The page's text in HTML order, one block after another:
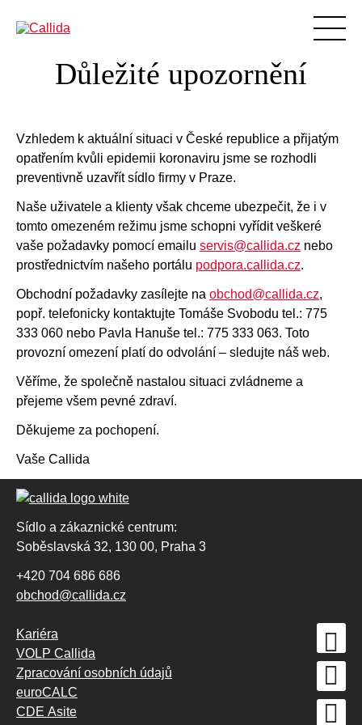
Produkty
Vzdělávání
Blog
O nás
Reference
Aktuality
Kontakty
Důležité upozornění
Vzhledem k aktuální situaci v České republice a přijatým
opatřením kvůli epidemii koronaviru jsme se rozhodli
preventivně uzavřít sídlo firmy v Praze.
Naše uživatele a klienty však chceme ubezpečit, že i v
tomto omezeném režimu jsme schopni vyřídit veškeré
vaše požadavky pomocí emailu servis@callida.cz nebo
prostřednictvím našeho portálu podpora.callida.cz.
Obchodní požadavky zasílejte na obchod@callida.cz,
popř. telefonicky kontaktujte Tomáše Svobodu tel.: 775
333 060 nebo Pavla Hanuše tel.: 775 333 063. Toto
provozní omezení platí do odvolání – sledujte náš web.
Věříme, že společně nastalou situaci zvládneme a
přejeme všem pevné zdraví.
Děkujeme za pochopení.
Vaše Callida
Sídlo a zákaznické centrum:
Soběslavská 32, 130 00, Praha 3
+420 704 686 686
obchod@callida.cz
Kariéra
VOLP Callida
Zpracování osobních údajů
euroCALC
CDE Asite